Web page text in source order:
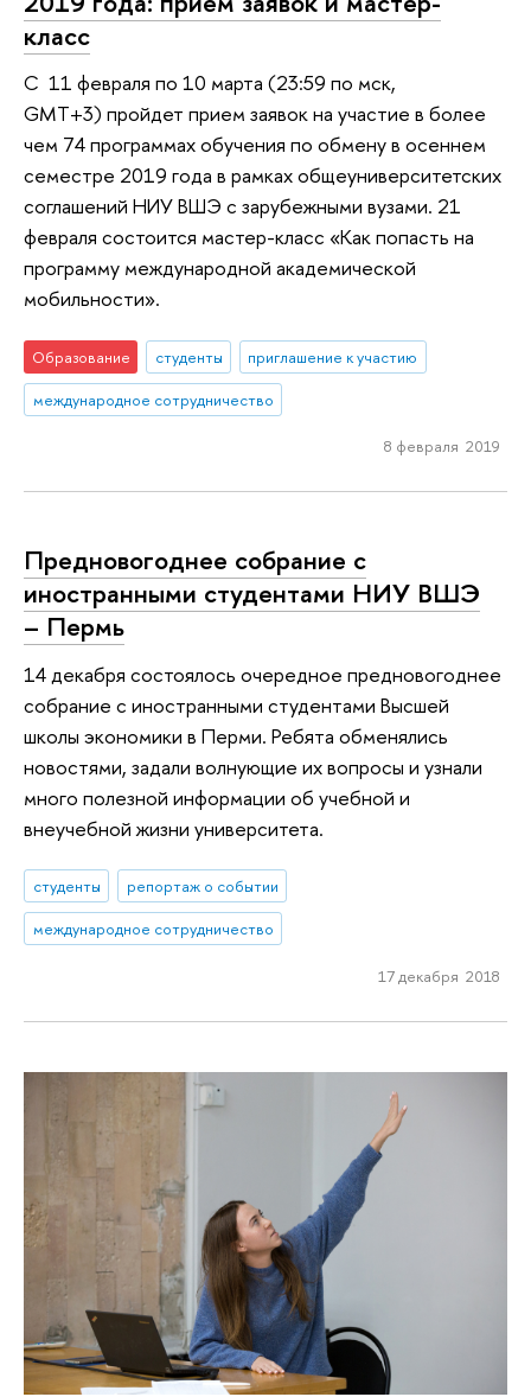
класс
C 11 февраля по 10 марта (23:59 по мск,
GMT+3) пройдет прием заявок на участие в более
чем 74 программах обучения по обмену в осеннем
семестре 2019 года в рамках общеуниверситетских
соглашений НИУ ВШЭ с зарубежными вузами. 21
февраля состоится мастер-класс «Как попасть на
программу международной академической
мобильности».
Образование студенты
приглашение к участию
международное сотрудничество
8 февраля 2019
Предновогоднее собрание с
иностранными студентами НИУ ВШЭ
– Пермь
14 декабря состоялось очередное предновогоднее
собрание с иностранными студентами Высшей
школы экономики в Перми. Ребята обменялись
новостями, задали волнующие их вопросы и узнали
много полезной информации об учебной и
внеучебной жизни университета.
студенты
репортаж о событии
международное сотрудничество
17 декабря 2018